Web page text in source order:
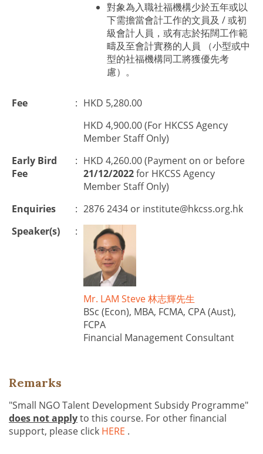
對象為入職社福機構少於五年或以
下需擔當會計工作的文員及 / 或初
級會計人員，或有志於拓闊工作範
疇及至會計實務的人員 （小型或中
型的社福機構同工將獲優先考
慮）。
Fee : HKD 5,280.00
HKD 4,900.00 (For HKCSS Agency
Member Staff Only)
Early Bird
Fee
: HKD 4,260.00 (Payment on or before
21/12/2022for HKCSS Agency
Member Staff Only)
Enquiries
: 2876 2434 or institute@hkcss.org.hk
Speaker(s)
:
Mr. LAM Steve 林志輝先生
BSc (Econ), MBA, FCMA, CPA (Aust),
FCPA
Financial Management Consultant
Remarks
"Small NGO Talent Development Subsidy Programme"
does not applyto this course. For other financial
support, please click HERE .